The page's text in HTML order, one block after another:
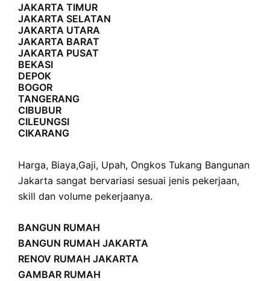
JAKARTA TIMUR
JAKARTA SELATAN
JAKARTA UTARA
JAKARTA BARAT
JAKARTA PUSAT
BEKASI
DEPOK
BOGOR
TANGERANG
CIBUBUR
CILEUNGSI
CIKARANG
Harga, Biaya,Gaji, Upah, Ongkos Tukang Bangunan
Jakarta sangat bervariasi sesuai jenis pekerjaan,
skill dan volume pekerjaanya.
BANGUN RUMAH
BANGUN RUMAH JAKARTA
RENOV RUMAH JAKARTA
GAMBAR RUMAH